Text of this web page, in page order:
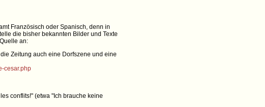
Französisch oder Spanisch, denn in
die bisher bekannten Bilder und Texte
an:
Zeitung auch eine Dorfszene und eine
cesar.php
conflits!" (etwa "Ich brauche keine